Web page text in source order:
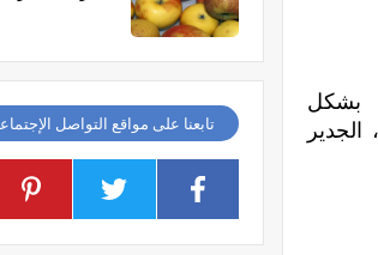
تابعنا على مواقع التواصل